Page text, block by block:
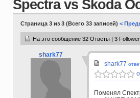
Spectra vs Skoda
Страница 3 из 3 (Всего 33 записей) <
На это сообщение 32 Ответы | 3
shark77
shark77
Поменял